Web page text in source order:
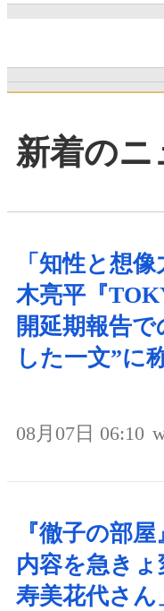
新着のニ
「知性と想
木亮平『
開延期報告
した一文”に
08月07日 06:10
『徹子の部
内容を急き
寿美花代さ